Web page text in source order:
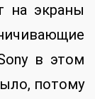
на экраны
в этом
потому